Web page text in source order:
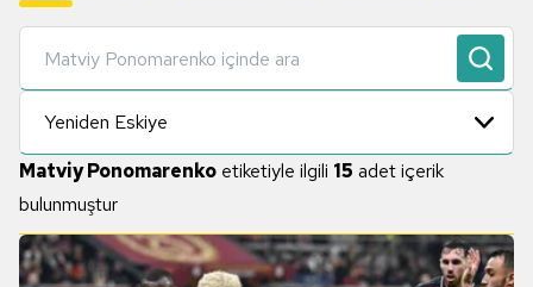
Yeniden Eskiye
Matviy Ponomarenko etiketiyle ilgili 15 adet içerik
bulunmuştur